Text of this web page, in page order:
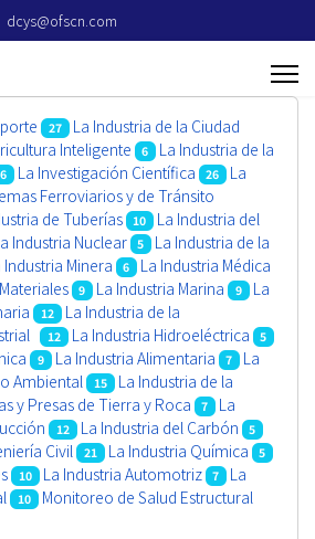
dcys@ofscn.com
27
La Industria de la Ciudad
Inteligente 6
La Industria de la
6 La Investigación Científica 26
La
Ferroviarios y de Tránsito
de Tuberías 10
La Industria del
Industria Nuclear 5
La Industria de la
Industria Minera 6 La Industria Médica
9 La Industria Marina 9
La
12
La Industria de la
12 La Industria Hidroeléctrica 5
9 La Industria Alimentaria 7
La
Ambiental
15
La Industria de la
y Presas de Tierra y Roca 7
La
12 La Industria del Carbón 5
Civil 21 La Industria Química 5
10 La Industria Automotriz 7
La
10 Monitoreo de Salud Estructural